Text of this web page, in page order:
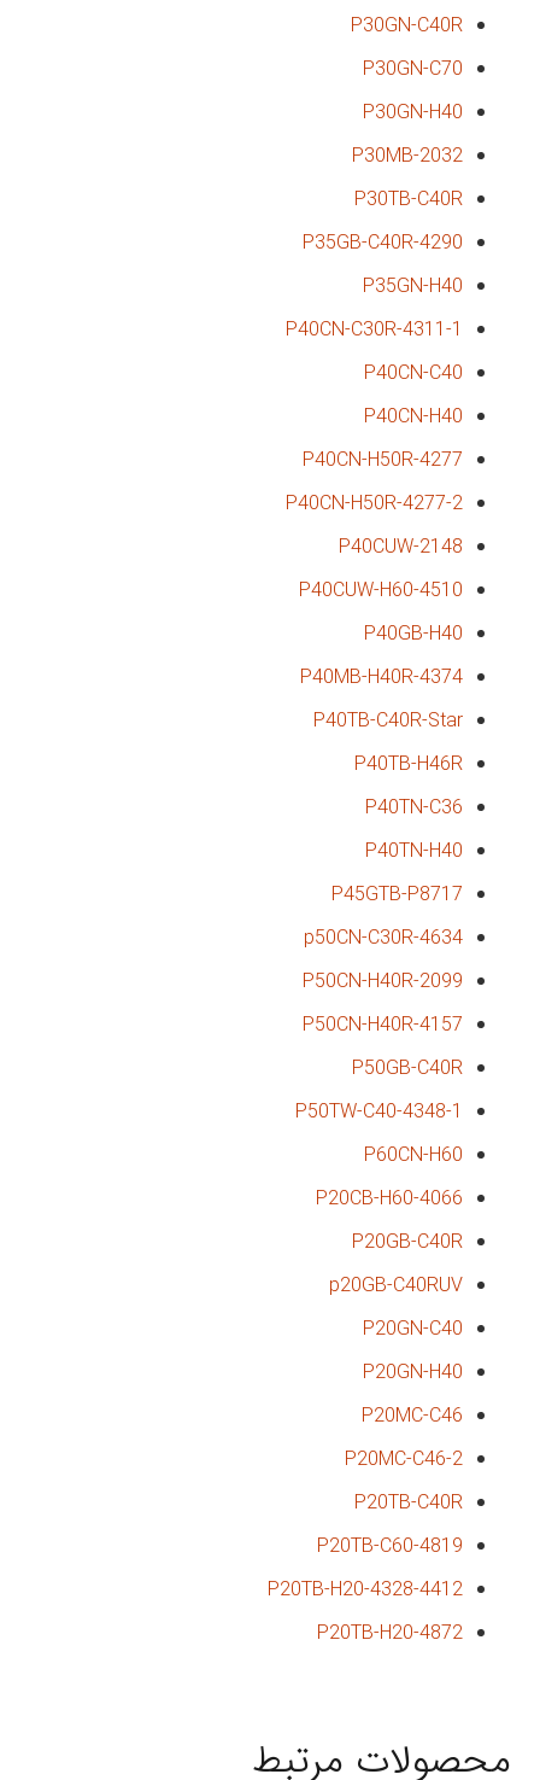
P30GN-C40R
P30GN-C70
P30GN-H40
P30MB-2032
P30TB-C40R
P35GB-C40R-4290
P35GN-H40
P40CN-C30R-4311-1
P40CN-C40
P40CN-H40
P40CN-H50R-4277
P40CN-H50R-4277-2
P40CUW-2148
P40CUW-H60-4510
P40GB-H40
P40MB-H40R-4374
P40TB-C40R-Star
P40TB-H46R
P40TN-C36
P40TN-H40
P45GTB-P8717
p50CN-C30R-4634
P50CN-H40R-2099
P50CN-H40R-4157
P50GB-C40R
P50TW-C40-4348-1
P60CN-H60
P20CB-H60-4066
P20GB-C40R
p20GB-C40RUV
P20GN-C40
P20GN-H40
P20MC-C46
P20MC-C46-2
P20TB-C40R
P20TB-C60-4819
P20TB-H20-4328-4412
P20TB-H20-4872
محصولات مرتبط